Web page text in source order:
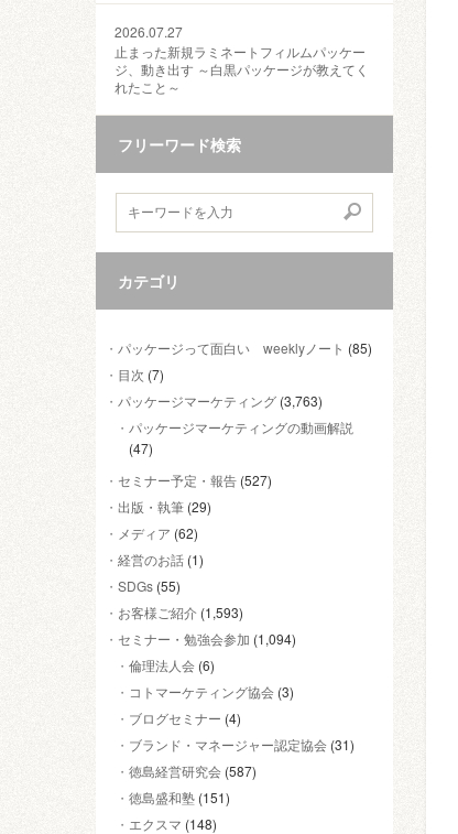
2026.07.27
止まった新規ラミネートフィルムパッケー
ジ、動き出す ～白黒パッケージが教えてく
れたこと～
フリーワード検索
カテゴリ
パッケージって面白い weeklyノート (85)
目次 (7)
パッケージマーケティング (3,763)
パッケージマーケティングの動画解説
(47)
セミナー予定・報告 (527)
出版・執筆 (29)
メディア (62)
経営のお話 (1)
SDGs (55)
お客様ご紹介 (1,593)
セミナー・勉強会参加 (1,094)
倫理法人会 (6)
コトマーケティング協会 (3)
ブログセミナー (4)
ブランド・マネージャー認定協会 (31)
徳島経営研究会 (587)
徳島盛和塾 (151)
エクスマ (148)